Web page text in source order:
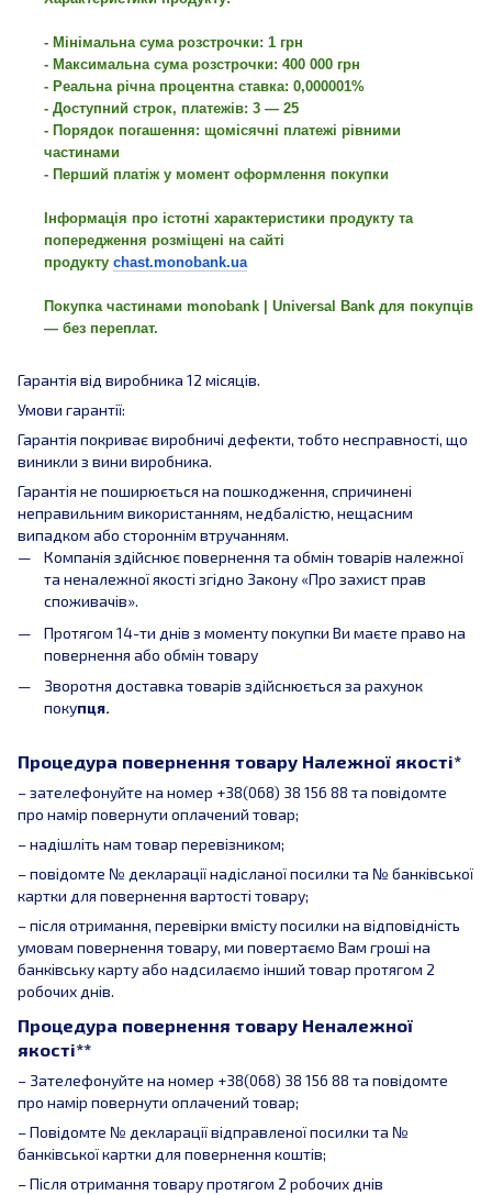
- Мінімальна сума розстрочки: 1 грн
- Максимальна сума розстрочки: 400 000 грн
- Реальна річна процентна ставка: 0,000001%
- Доступний строк, платежів: 3 — 25
- Порядок погашення: щомісячні платежі рівними
частинами
- Перший платіж у момент оформлення покупки
Інформація про істотні характеристики продукту та
попередження розміщені на сайті
продукту chast.monobank.ua
Покупка частинами monobank | Universal Bank для покупців
— без переплат.
Гарантія від виробника 12 місяців.
Умови гарантії:
Гарантія покриває виробничі дефекти, тобто несправності, що
виникли з вини виробника.
Гарантія не поширюється на пошкодження, спричинені
неправильним використанням, недбалістю, нещасним
випадком або стороннім втручанням.
Компанія здійснює повернення та обмін товарів належної
та неналежної якості згідно Закону «Про захист прав
споживачів».
Протягом 14-ти днів з моменту покупки Ви маєте право на
повернення або обмін товару
Зворотня доставка товарів здійснюється за рахунок
покупця.
Процедура повернення товару Належної якості*
– зателефонуйте на номер +38(068) 38 156 88 та повідомте
про намір повернути оплачений товар;
– надішліть нам товар перевізником;
– повідомте № декларації надісланої посилки та № банківської
картки для повернення вартості товару;
– після отримання, перевірки вмісту посилки на відповідність
умовам повернення товару, ми повертаємо Вам гроші на
банківську карту або надсилаємо інший товар протягом 2
робочих днів.
Процедура повернення товару Неналежної
якості**
– Зателефонуйте на номер +38(068) 38 156 88 та повідомте
про намір повернути оплачений товар;
– Повідомте № декларації відправленої посилки та №
банківської картки для повернення коштів;
– Після отримання товару протягом 2 робочих днів